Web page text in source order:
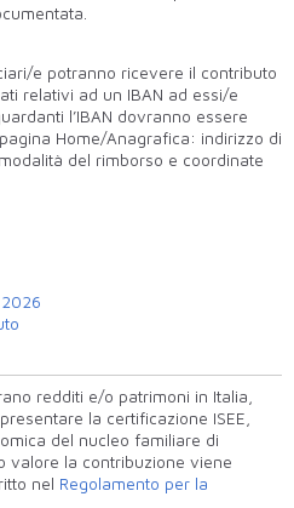
e potranno ricevere il contributo
relativi ad un IBAN ad essi/e
l’IBAN dovranno essere
Home/Anagrafica: indirizzo di
del rimborso e coordinate
redditi e/o patrimoni in Italia,
la certificazione ISEE,
del nucleo familiare di
valore la contribuzione viene
nel Regolamento per la